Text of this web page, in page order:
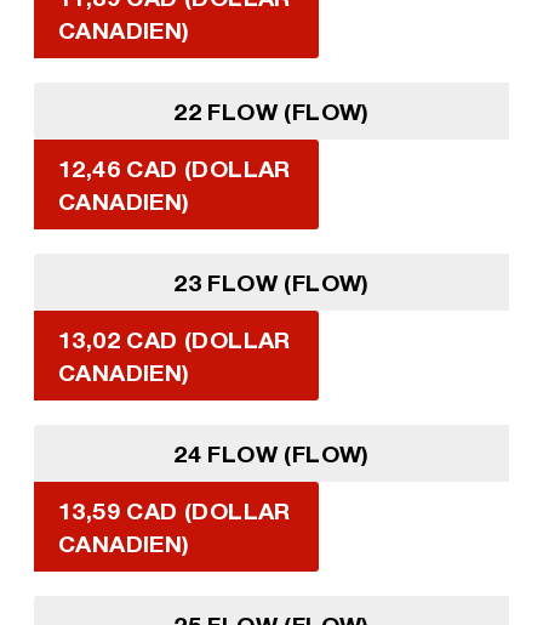
CANADIEN)
22 FLOW (FLOW)
12,46 CAD (DOLLAR
CANADIEN)
23 FLOW (FLOW)
13,02 CAD (DOLLAR
CANADIEN)
24 FLOW (FLOW)
13,59 CAD (DOLLAR
CANADIEN)